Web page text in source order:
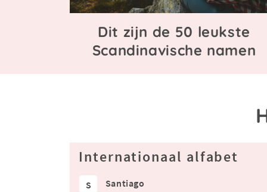
Dit zijn de 50 leukste
Scandinavische namen
Internationaal alfabet
S Santiago